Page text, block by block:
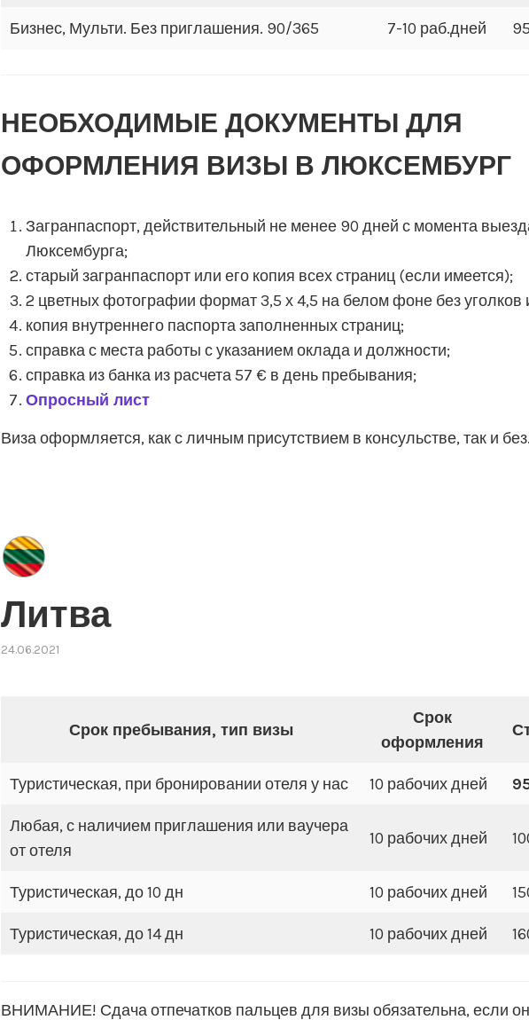
Бизнес, Мульти. Без приглашения. 90/365 7-10 раб.дней
НЕОБХОДИМЫЕ ДОКУМЕНТЫ ДЛЯ
ОФОРМЛЕНИЯ ВИЗЫ В ЛЮКСЕМБУРГ
Загранпаспорт, действительный не менее 90 дней с момента
Люксембурга;
старый загранпаспорт или его копия всех страниц (если имеется);
2 цветных фотографии формат 3,5 х 4,5 на белом фоне без уголков
копия внутреннего паспорта заполненных страниц;
справка с места работы с указанием оклада и должности;
справка из банка из расчета 57 € в день пребывания;
Опросный лист
Виза оформляется, как с личным присутствием в консульстве, так и без.
Литва
24.06.2021
Срок пребывания, тип визы
Срок
оформления
Туристическая, при бронировании отеля у нас 10 рабочих дней
Любая, с наличием приглашения или ваучера
от отеля
10 рабочих дней
Туристическая, до 10 дн 10 рабочих дней
Туристическая, до 14 дн 10 рабочих дней
ВНИМАНИЕ! Сдача отпечатков пальцев для визы обязательна, если